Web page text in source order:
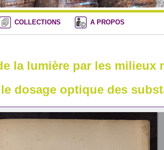
COLLECTIONS A PROPOS
la lumière par les
dosage optique des